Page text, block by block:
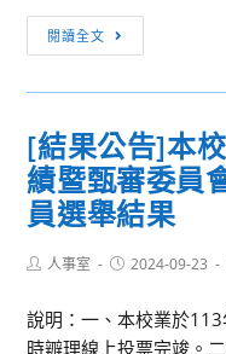
閱讀全文
要
公
中
午
12:00
家
長
及
校
[結果公告]本
績暨甄審委員
員選舉結果
Post人事室
Post2024-09-23
說明：一、本校業於
時辧理線上投票完竣。